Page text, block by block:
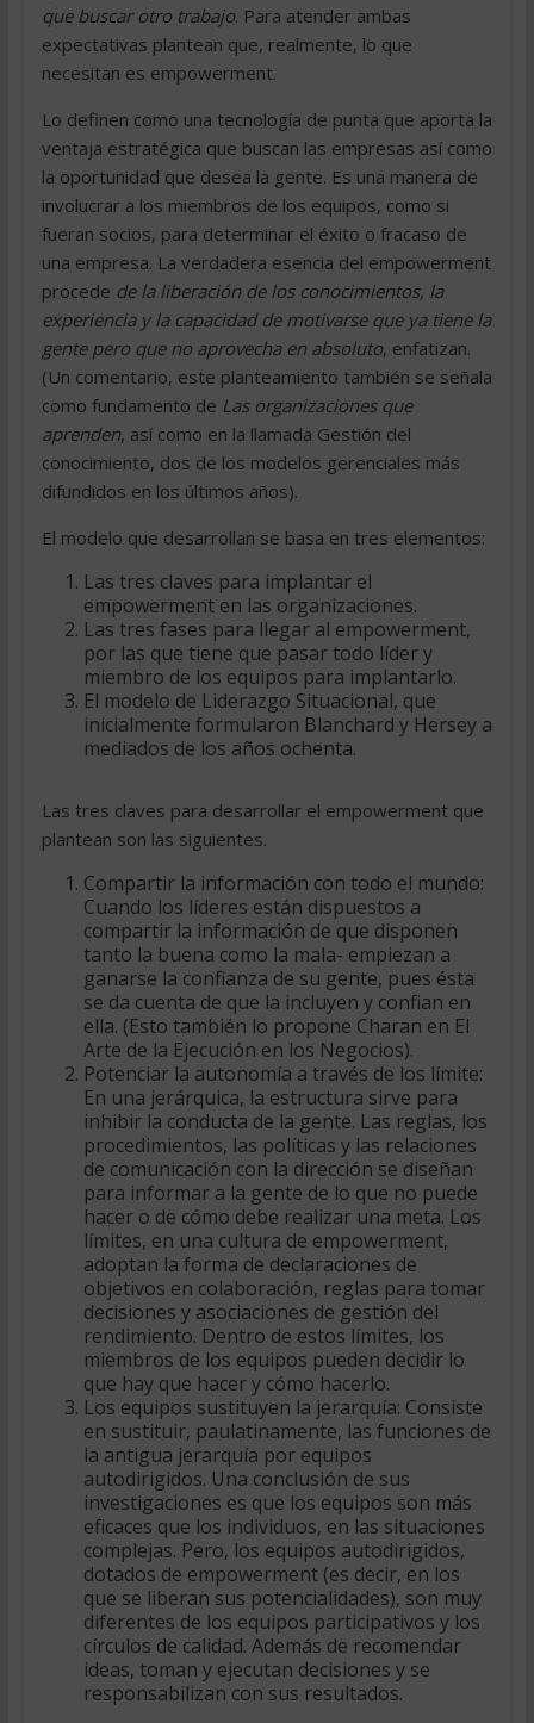
que buscar otro trabajo. Para atender ambas
expectativas plantean que, realmente, lo que
necesitan es empowerment.
Lo definen como una tecnología de punta que aporta la
ventaja estratégica que buscan las empresas así como
la oportunidad que desea la gente. Es una manera de
involucrar a los miembros de los equipos, como si
fueran socios, para determinar el éxito o fracaso de
una empresa. La verdadera esencia del empowerment
procede de la liberación de los conocimientos, la
experiencia y la capacidad de motivarse que ya tiene la
gente pero que no aprovecha en absoluto, enfatizan.
(Un comentario, este planteamiento también se señala
como fundamento de Las organizaciones que
aprenden, así como en la llamada Gestión del
conocimiento, dos de los modelos gerenciales más
difundidos en los últimos años).
El modelo que desarrollan se basa en tres elementos:
Las tres claves para implantar el
empowerment en las organizaciones.
Las tres fases para llegar al empowerment,
por las que tiene que pasar todo líder y
miembro de los equipos para implantarlo.
El modelo de Liderazgo Situacional, que
inicialmente formularon Blanchard y Hersey a
mediados de los años ochenta.
Las tres claves para desarrollar el empowerment que
plantean son las siguientes.
Compartir la información con todo el mundo:
Cuando los líderes están dispuestos a
compartir la información de que disponen
tanto la buena como la mala- empiezan a
ganarse la confianza de su gente, pues ésta
se da cuenta de que la incluyen y confian en
ella. (Esto también lo propone Charan en El
Arte de la Ejecución en los Negocios).
Potenciar la autonomía a través de los límite:
En una jerárquica, la estructura sirve para
inhibir la conducta de la gente. Las reglas, los
procedimientos, las políticas y las relaciones
de comunicación con la dirección se diseñan
para informar a la gente de lo que no puede
hacer o de cómo debe realizar una meta. Los
límites, en una cultura de empowerment,
adoptan la forma de declaraciones de
objetivos en colaboración, reglas para tomar
decisiones y asociaciones de gestión del
rendimiento. Dentro de estos límites, los
miembros de los equipos pueden decidir lo
que hay que hacer y cómo hacerlo.
Los equipos sustituyen la jerarquía: Consiste
en sustituir, paulatinamente, las funciones de
la antigua jerarquía por equipos
autodirigidos. Una conclusión de sus
investigaciones es que los equipos son más
eficaces que los individuos, en las situaciones
complejas. Pero, los equipos autodirigidos,
dotados de empowerment (es decir, en los
que se liberan sus potencialidades), son muy
diferentes de los equipos participativos y los
círculos de calidad. Además de recomendar
ideas, toman y ejecutan decisiones y se
responsabilizan con sus resultados.